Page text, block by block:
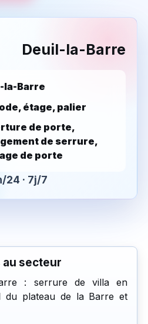
Deuil-la-Barre
la-Barre
étage, palier
de porte,
de serrure,
de porte
24 · 7j/7
secteur
: serrure de villa en
du plateau de la Barre et